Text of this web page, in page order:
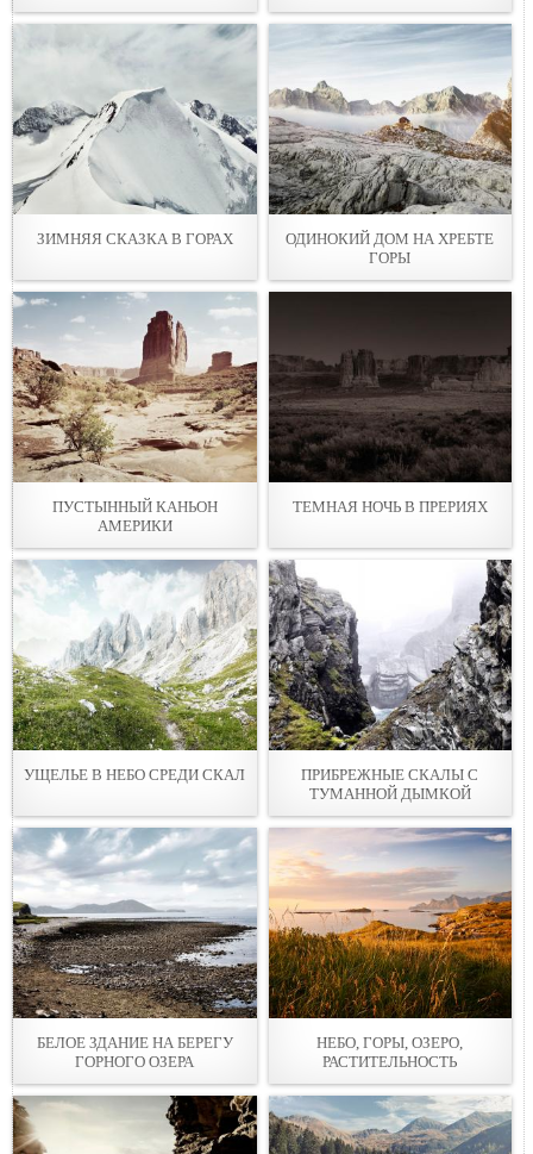
ЗИМНЯЯ СКАЗКА В ГОРАХ
ОДИНОКИЙ ДОМ НА ХРЕБТЕ
ГОРЫ
ПУСТЫННЫЙ КАНЬОН
АМЕРИКИ
ТЕМНАЯ НОЧЬ В ПРЕРИЯХ
УЩЕЛЬЕ В НЕБО СРЕДИ СКАЛ
ПРИБРЕЖНЫЕ СКАЛЫ С
ТУМАННОЙ ДЫМКОЙ
БЕЛОЕ ЗДАНИЕ НА БЕРЕГУ
ГОРНОГО ОЗЕРА
НЕБО, ГОРЫ, ОЗЕРО,
РАСТИТЕЛЬНОСТЬ